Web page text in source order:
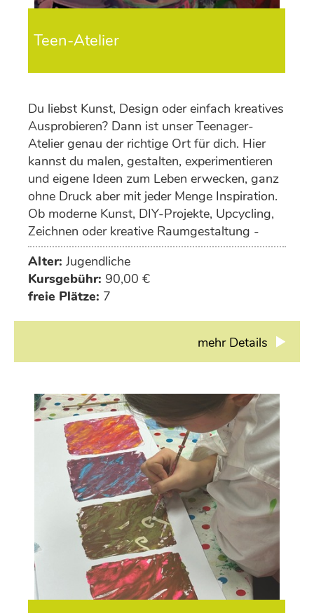
Teen-Atelier
Du liebst Kunst, Design oder einfach kreatives
Ausprobieren? Dann ist unser Teenager-
Atelier genau der richtige Ort für dich. Hier
kannst du malen, gestalten, experimentieren
und eigene Ideen zum Leben erwecken, ganz
ohne Druck aber mit jeder Menge Inspiration.
Ob moderne Kunst, DIY-Projekte, Upcycling,
Zeichnen oder kreative Raumgestaltung -
deiner Fantasie sind keine Grenzen gesetzt.
Alter: Jugendliche
Kursgebühr: 90,00 €
freie Plätze: 7
mehr Details